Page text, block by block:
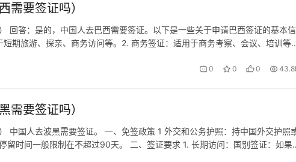
需要签证吗）
回答：是的，中国人去巴西需要签证。以下是一些关于申请巴西签证的基本信
期旅游、探亲、商务访问等。2. 商务签证：适用于商务考察、会议、培训等
0 0 0
需要签证吗）
中国人去波黑需要签证。‌ 一、免签政策 1 外交和公务护照：持中国外交护照
留时间一般限制在不超过90天。 二、签证要求 1. 长期访问：国别签证：如果